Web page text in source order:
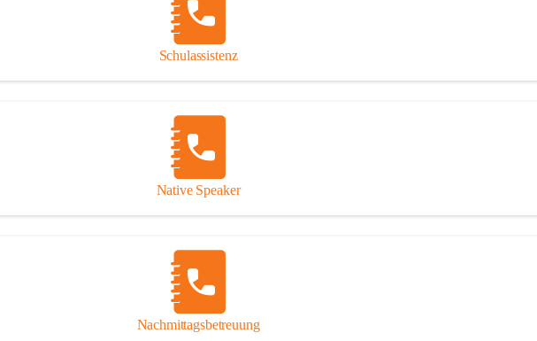
Schulassistenz
Native Speaker
Nachmittagsbetreuung